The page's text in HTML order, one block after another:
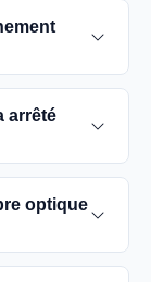
est prévue
du
que
service.
arrêté
varient
ces
optique